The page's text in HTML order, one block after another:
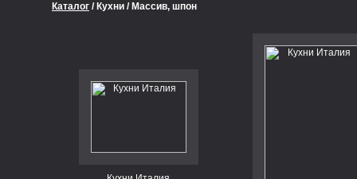
Каталог / Кухни / Массив, шпон